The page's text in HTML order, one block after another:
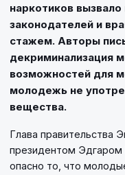
наркотиков
законодателей и
стажем. Авторы
декриминализация
возможностей для
молодежь не
вещества.
Глава правительства
президентом Эдгаром
опасно то, что